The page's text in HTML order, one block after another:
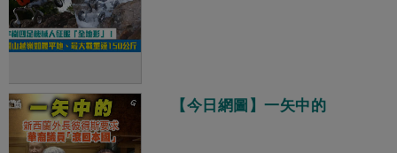
【今日網圖】一矢中的